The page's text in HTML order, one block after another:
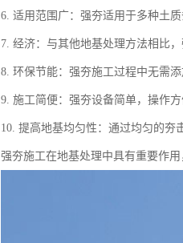
6. 适用范围广：强夯适用于多种土
7. 经济：与其他地基处理方法相比
8. 环保节能：强夯施工过程中无需
9. 施工简便：强夯设备简单，操作方
10. 提高地基均匀性：通过均匀的夯
强夯施工在地基处理中具有重要作